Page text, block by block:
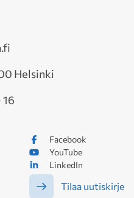
Helsinki
Facebook
YouTube
LinkedIn
Tilaa uutiskirje